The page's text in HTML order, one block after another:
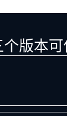
个版本